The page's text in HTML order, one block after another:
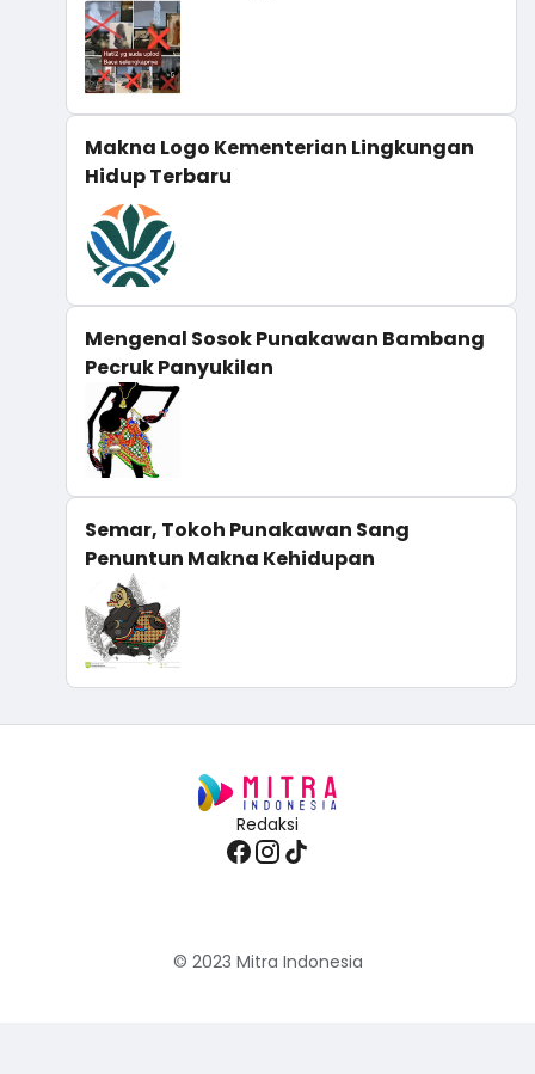
Makna Logo Kementerian Lingkungan
Hidup Terbaru
Mengenal Sosok Punakawan Bambang
Pecruk Panyukilan
Semar, Tokoh Punakawan Sang
Penuntun Makna Kehidupan
Redaksi
© 2023 Mitra Indonesia